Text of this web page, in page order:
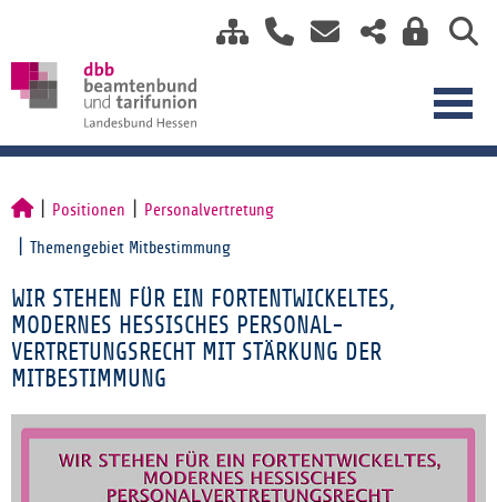
Positionen Personalvertretung
Themengebiet Mitbestimmung
WIR STEHEN FÜR EIN FORTENTWICKELTES,
MODERNES HESSISCHES PERSONAL-
VERTRETUNGSRECHT MIT STÄRKUNG DER
MITBESTIMMUNG